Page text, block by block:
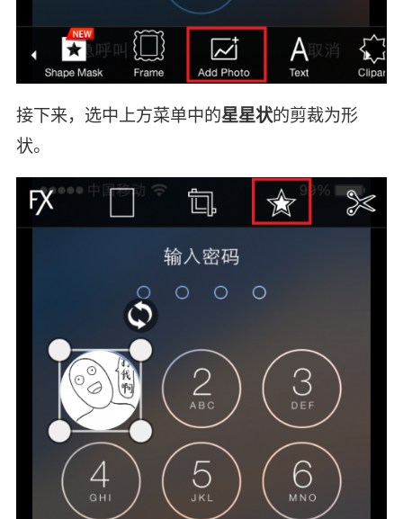
接下来，选中上方菜单中的星星状的剪裁为形
状。